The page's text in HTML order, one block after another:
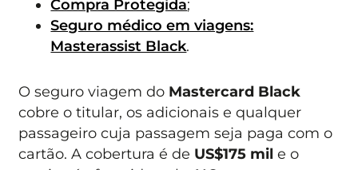
Compra Protegida;
Seguro médico em viagens:
Masterassist Black.
O seguro viagem do Mastercard Black
cobre o titular, os adicionais e qualquer
passageiro cuja passagem seja paga com o
cartão. A cobertura é de US$175 mil e o